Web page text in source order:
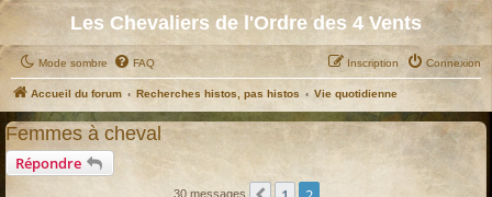
Les Chevaliers de l'Ordre des 4 Vents
Mode sombre FAQ Connexion
Inscription
Accueil du forum Recherches histos, pas histos Vie quotidienne
Femmes à cheval
Répondre
30 messages